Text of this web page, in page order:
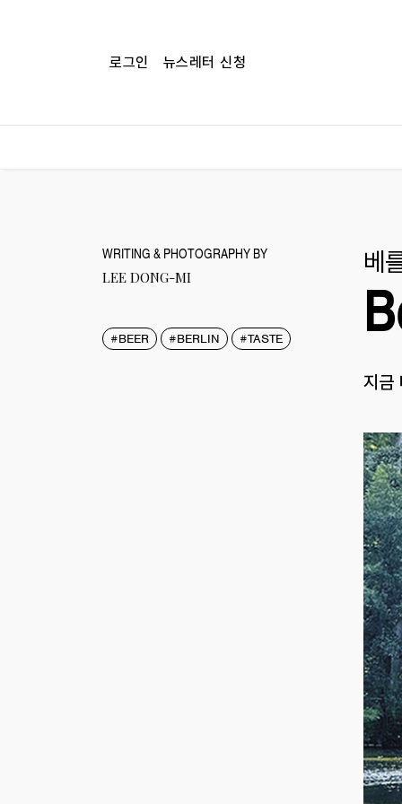
로그인 뉴스레터 신청
WRITING & PHOTOGRAPHY BY
LEE DONG-MI
#BEER #BERLIN #TASTE
베
지금